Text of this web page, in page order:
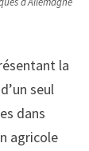
la
seul
dans
agricole